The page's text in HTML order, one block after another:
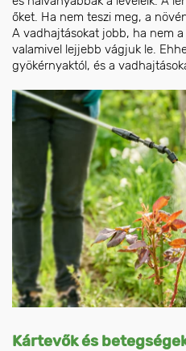
őket. Ha nem teszi meg, a
A vadhajtásokat jobb, ha nem
valamivel lejjebb vágjuk le.
gyökérnyaktól, és a
Kártevők és